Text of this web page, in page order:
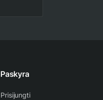
Paskyra
Prisijungti